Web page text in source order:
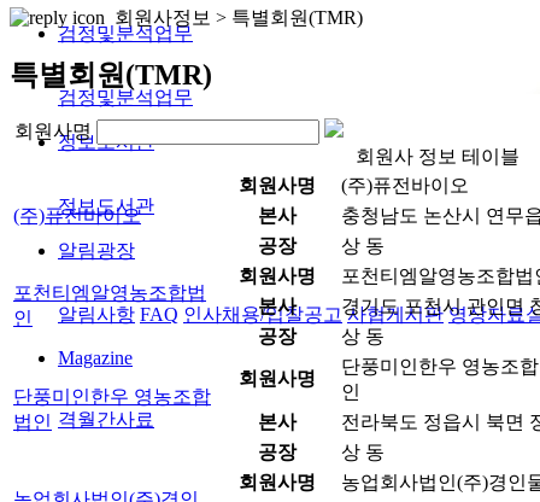
검정및분석업무
검정및분석업무
정보도서관
정보도서관
알림광장
알림사항 FAQ 인사채용/입찰공고 사협게시판 영상자료
Magazine
격월간사료
회원사정보 > 특별회원(TMR)
특별회원(TMR)
회원사명
회원사 정보 테이블
(주)퓨전바이오
회원사명
(주)퓨전바이오
본사
충청남도 논산시 연무
공장
상 동
포천티엠알영농조합법
인
회원사명
포천티엠알영농조합법
본사
경기도 포천시 관인면
공장
상 동
단풍미인한우 영농조합
법인
회원사명
단풍미인한우 영농조
인
본사
전라북도 정읍시 북면
공장
상 동
회원사명
농업회사법인(주)경인